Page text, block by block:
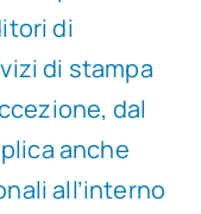
di
di stampa
dal
anche
all’interno